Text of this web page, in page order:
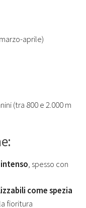
aprile)
(tra 800 e 2.000 m
, spesso con
come spezia
fioritura